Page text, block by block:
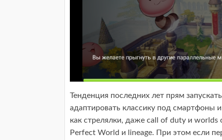
Тенденция последних лет прям
адаптировать классику под смартфоны
как стрелялки, даже call of duty и worlds
Perfect World и lineage. При этом если